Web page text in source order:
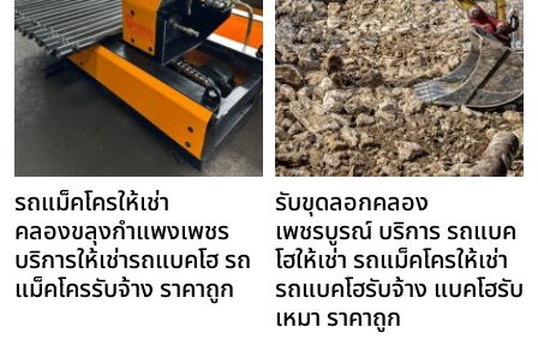
รถแม็คโครให้เช่า
คลองขลุงกำแพงเพชร
บริการให้เช่ารถแบคโฮ รถ
แม็คโครรับจ้าง ราคาถูก
รับขุดลอกคลอง
เพชรบูรณ์ บริการ รถแบค
โฮให้เช่า รถแม็คโครให้เช่า
รถแบคโฮรับจ้าง แบคโฮรับ
เหมา ราคาถูก